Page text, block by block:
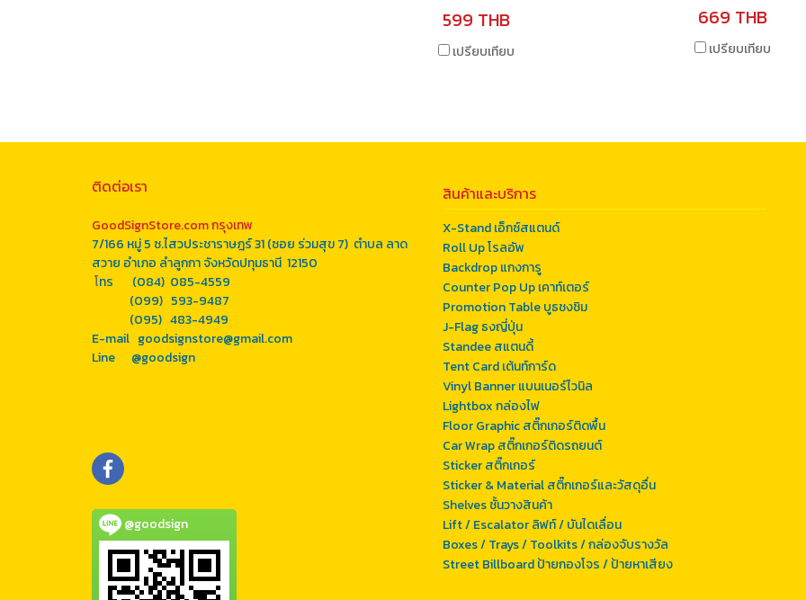
599 THB
เปรียบเทียบ
669 THB
เปรียบเทียบ
ติดต่อเรา
GoodSignStore.com กรุงเทพ
7/166 หมู่ 5 ซ.ไสวประชาราษฎร์ 31 (ซอย ร่วมสุข 7) ตำบล ลาด
สวาย อำเภอ ลำลูกกา จังหวัดปทุมธานี 12150
โทร (084) 085-4559
(099) 593-9487
(095) 483-4949
E-mail goodsignstore@gmail.com
Line @goodsign
@goodsign
สินค้าและบริการ
X-Stand เอ็กซ์สแตนด์
Roll Up โรลอัพ
Backdrop แกงการู
Counter Pop Up เคาท์เตอร์
Promotion Table บูธชงชิม
J-Flag ธงญี่ปุ่น
Standee สแตนดี้
Tent Card เต้นท์การ์ด
Vinyl Banner แบนเนอร์ไวนิล
Lightbox กล่องไฟ
Floor Graphic สติ๊กเกอร์ติดพื้น
Car Wrap สติ๊กเกอร์ติดรถยนต์
Sticker สติ๊กเกอร์
Sticker & Material สติ๊กเกอร์และวัสดุอื่น
Shelves ชั้นวางสินค้า
Lift / Escalator ลิฟท์ / บันไดเลื่อน
Boxes / Trays / Toolkits / กล่องจับรางวัล
Street Billboard ป้ายกองโจร / ป้ายหาเสียง